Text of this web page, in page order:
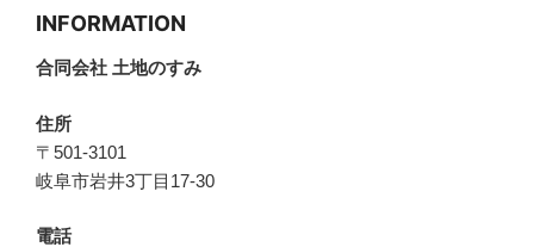
INFORMATION
合同会社 土地のすみ
住所
〒501-3101
岐阜市岩井3丁目17-30
電話